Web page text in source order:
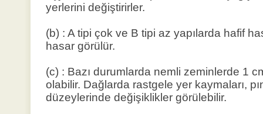
yerlerini değiştirirler.
(b) : A tipi çok ve B tipi az yapılarda hafif
hasar görülür.
(c) : Bazı durumlarda nemli zeminlerde 1
olabilir. Dağlarda rastgele yer kaymaları,
düzeylerinde değişiklikler görülebilir.